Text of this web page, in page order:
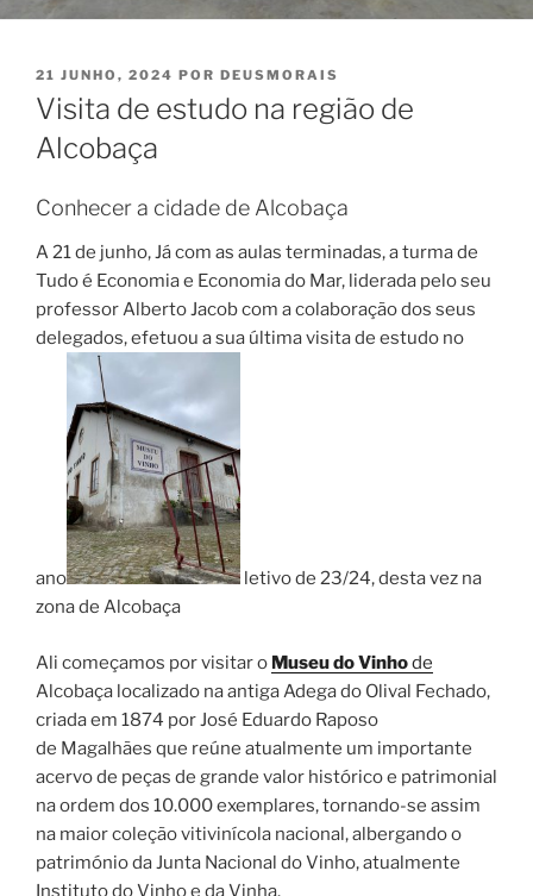
PUBLICADO
EM
21 JUNHO, 2024 POR DEUSMORAIS
Visita de estudo na região de
Alcobaça
Conhecer a cidade de Alcobaça
A 21 de junho, Já com as aulas terminadas, a turma de
Tudo é Economia e Economia do Mar, liderada pelo seu
professor Alberto Jacob com a colaboração dos seus
delegados, efetuou a sua última visita de estudo no
ano
letivo de 23/24, desta vez na
zona de Alcobaça
Ali começamos por visitar o Museu do Vinhode
Alcobaça localizado na antiga Adega do Olival Fechado,
criada em 1874 por José Eduardo Raposo
de Magalhães que reúne atualmente um importante
acervo de peças de grande valor histórico e patrimonial
na ordem dos 10.000 exemplares, tornando-se assim
na maior coleção vitivinícola nacional, albergando o
património da Junta Nacional do Vinho, atualmente
Instituto do Vinho e da Vinha.